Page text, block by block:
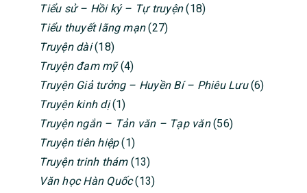
Tiểu sử – Hồi ký – Tự truyện(18)
Tiểu thuyết lãng mạn(27)
Truyện dài(18)
Truyện đam mỹ(4)
Truyện Giả tưởng – Huyền Bí – Phiêu Lưu(6)
Truyện kinh dị(1)
Truyện ngắn – Tản văn – Tạp văn(56)
Truyện tiên hiệp(1)
Truyện trinh thám(13)
Văn học Hàn Quốc(13)